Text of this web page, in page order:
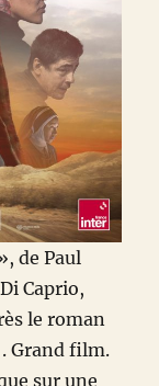
de Paul
Caprio,
le roman
Grand film.
sur une